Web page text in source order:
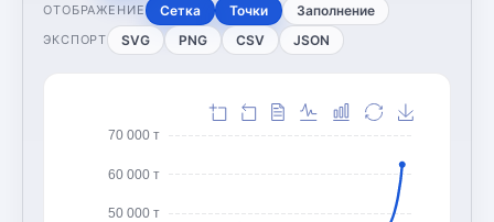
ОТОБРАЖЕНИЕ Сетка Точки Заполнение
ЭКСПОРТ SVG PNG CSV JSON
50 000 т
60 000 т
70 000 т